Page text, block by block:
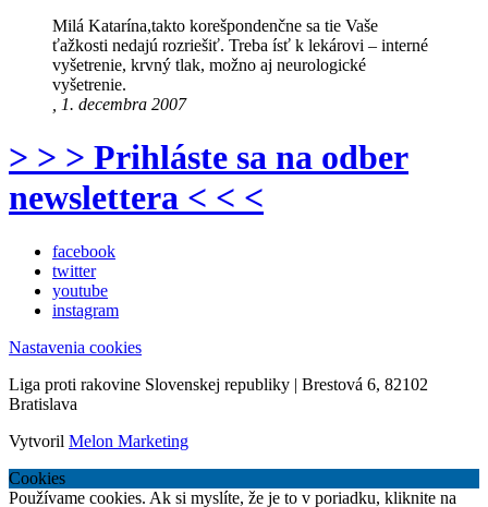
Milá Katarína,takto korešpondenčne sa tie Vaše
ťažkosti nedajú rozriešiť. Treba ísť k lekárovi – interné
vyšetrenie, krvný tlak, možno aj neurologické
vyšetrenie.
, 1. decembra 2007
> > > Prihláste sa na odber
newslettera < < <
facebook
twitter
youtube
instagram
Nastavenia cookies
Liga proti rakovine Slovenskej republiky | Brestová 6, 82102
Bratislava
Vytvoril Melon Marketing
Cookies
Používame cookies. Ak si myslíte, že je to v poriadku, kliknite na